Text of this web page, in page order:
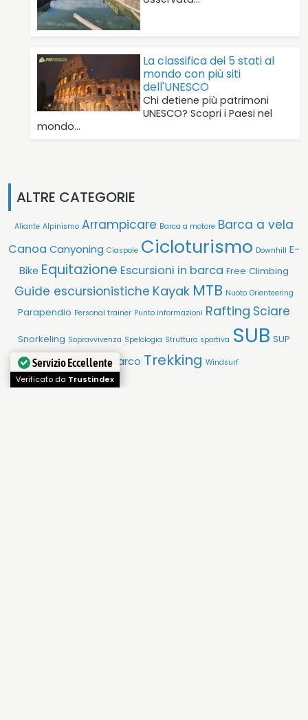
La classifica dei 5 stati al
mondo con più siti
dell'UNESCO
Chi detiene più patrimoni
UNESCO? Scopri i Paesi nel
mondo…
ALTRE CATEGORIE
Aliante Alpinismo Arrampicare Barca a motore Barca a vela
Canoa Canyoning Ciaspole Cicloturismo Downhill E-
Bike Equitazione Escursioni in barca Free Climbing
Guide escursionistiche Kayak MTB Nuoto Orienteering
Parapendio Personal trainer Punto informazioni Rafting Sciare
Snorkeling Sopravvivenza Spelologia Struttura sportiva SUB SUP
Tiro con l'arco Trekking Windsurf
Servizio Eccellente
Verificato da Trustindex